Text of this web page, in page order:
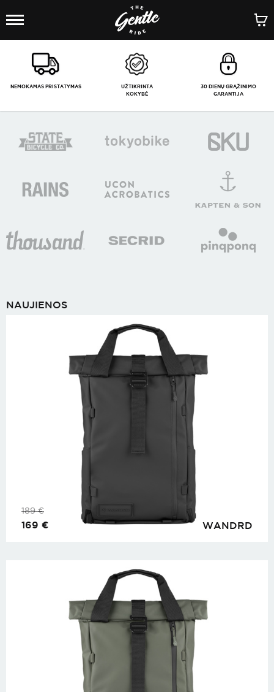
1/-
NEMOKAMAS PRISTATYMAS
UŽTIKRINTA
KOKYBĖ
30 DIENŲ GRĄŽINIMO
GARANTIJA
NAUJIENOS
WANDRD
189€
169 €